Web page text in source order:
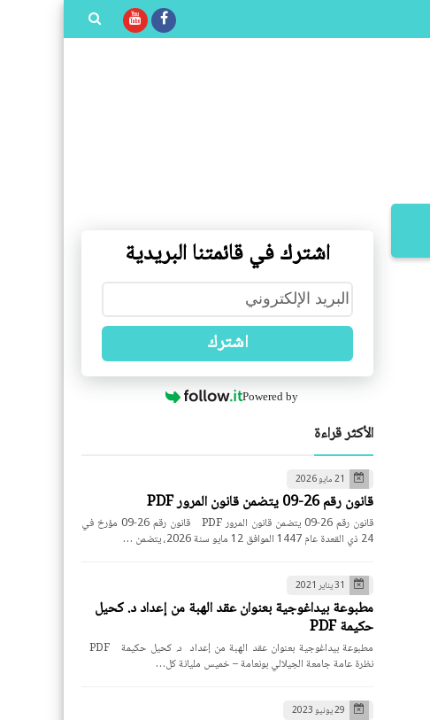
اشترك في قائمتنا البريدية
اشترك
Powered by
الأكثر قراءة
21 مايو 2026
قانون رقم 26-09 يتضمن قانون المرور PDF
قانون رقم 26-09 يتضمن قانون المرور PDF قانون رقم 26-09 مؤرخ في
24 ذي القعدة عام 1447 الموافق 12 مايو سنة 2026، يتضمن …
31 يناير 2021
مطبوعة بيداغوجية بعنوان عقد الهبة من إعداد د. كحيل
حكيمة PDF
نظرة عامة جامعة الجيلالي بونعامة – خميس مليانة كل…
29 يونيو 2023